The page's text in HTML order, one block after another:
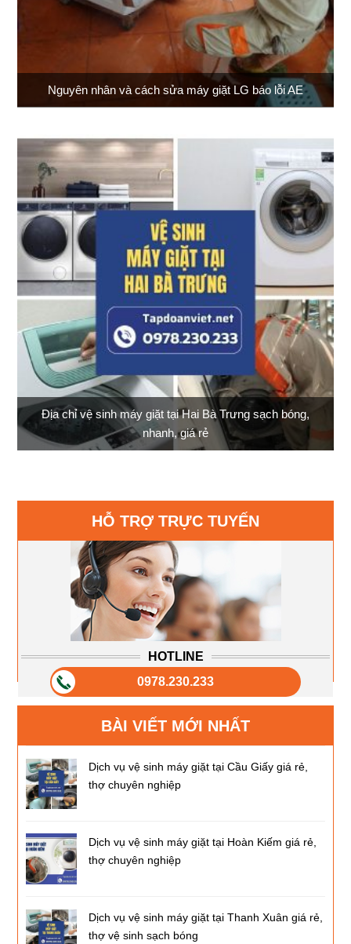
Nguyên nhân và cách sửa máy giặt LG báo lỗi AE
Địa chỉ vệ sinh máy giặt tại Hai Bà Trưng sạch bóng,
nhanh, giá rẻ
HỖ TRỢ TRỰC TUYẾN
HOTLINE
0978.230.233
BÀI VIẾT MỚI NHẤT
Dịch vụ vệ sinh máy giặt tại Cầu Giấy giá rẻ,
thợ chuyên nghiệp
Dịch vụ vệ sinh máy giặt tại Hoàn Kiếm giá rẻ,
thợ chuyên nghiệp
Dịch vụ vệ sinh máy giặt tại Thanh Xuân giá rẻ,
thợ vệ sinh sạch bóng